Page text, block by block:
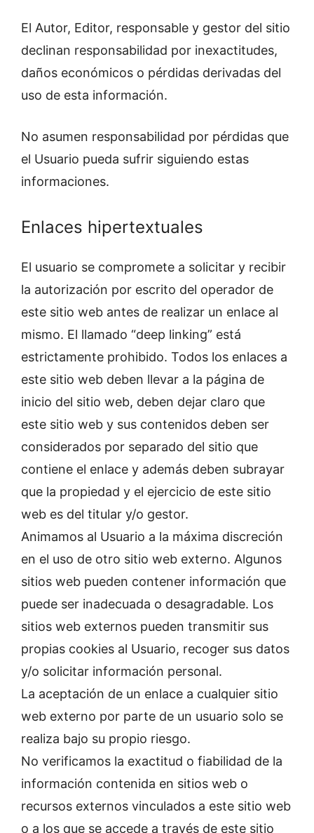
El Autor, Editor, responsable y gestor del sitio
declinan responsabilidad por inexactitudes,
daños económicos o pérdidas derivadas del
uso de esta información.
No asumen responsabilidad por pérdidas que
el Usuario pueda sufrir siguiendo estas
informaciones.
Enlaces hipertextuales
El usuario se compromete a solicitar y recibir
la autorización por escrito del operador de
este sitio web antes de realizar un enlace al
mismo. El llamado “deep linking” está
estrictamente prohibido. Todos los enlaces a
este sitio web deben llevar a la página de
inicio del sitio web, deben dejar claro que
este sitio web y sus contenidos deben ser
considerados por separado del sitio que
contiene el enlace y además deben subrayar
que la propiedad y el ejercicio de este sitio
web es del titular y/o gestor.
Animamos al Usuario a la máxima discreción
en el uso de otro sitio web externo. Algunos
sitios web pueden contener información que
puede ser inadecuada o desagradable. Los
sitios web externos pueden transmitir sus
propias cookies al Usuario, recoger sus datos
y/o solicitar información personal.
La aceptación de un enlace a cualquier sitio
web externo por parte de un usuario solo se
realiza bajo su propio riesgo.
No verificamos la exactitud o fiabilidad de la
información contenida en sitios web o
recursos externos vinculados a este sitio web
o a los que se accede a través de este sitio